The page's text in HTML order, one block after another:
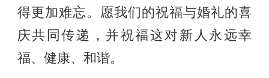
得更加难忘。愿我们的祝福与婚礼的喜
庆共同传递，并祝福这对新人永远幸
福、健康、和谐。